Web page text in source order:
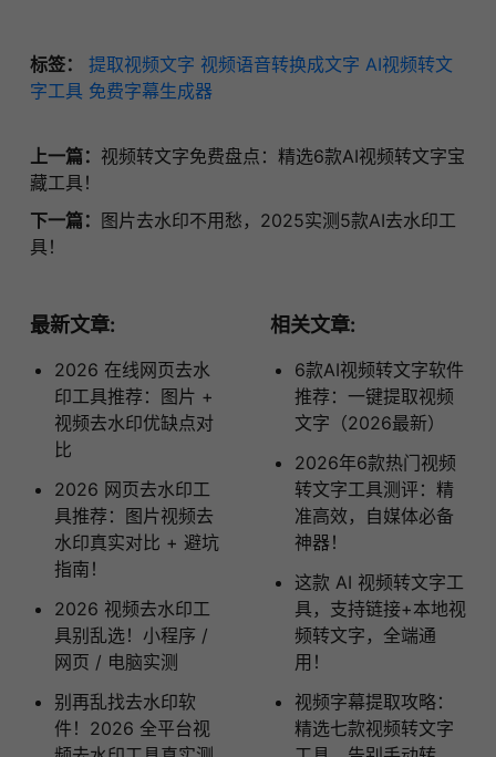
标签： 提取视频文字 视频语音转换成文字 AI视频转文
字工具 免费字幕生成器
上一篇： 视频转文字免费盘点：精选6款AI视频转文字宝
藏工具！
下一篇： 图片去水印不用愁，2025实测5款AI去水印工
具！
最新文章:
2026 在线网页去水
印工具推荐：图片 +
视频去水印优缺点对
比
2026 网页去水印工
具推荐：图片视频去
水印真实对比 + 避坑
指南！
2026 视频去水印工
具别乱选！小程序 /
网页 / 电脑实测
别再乱找去水印软
件！2026 全平台视
相关文章:
6款AI视频转文字软件
推荐：一键提取视频
文字（2026最新）
2026年6款热门视频
转文字工具测评：精
准高效，自媒体必备
神器！
这款 AI 视频转文字工
具，支持链接+本地视
频转文字，全端通
用！
视频字幕提取攻略：
精选七款视频转文字